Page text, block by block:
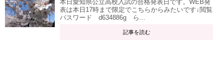
本日愛知県公立高校入試の合格発表日です。WEB発
表は本日17時まで限定でこちらからみたいです↓閲覧
パスワード d634886g ら...
記事を読む